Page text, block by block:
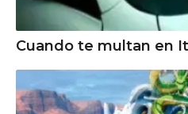
Cuando te multan en